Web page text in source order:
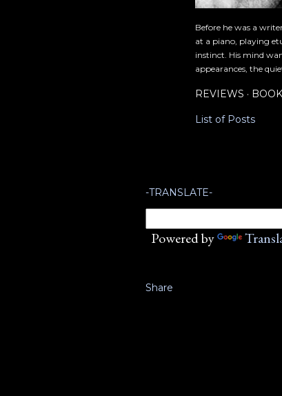
Before he was a
at a piano, playing
instinct. His mind
appearances, the
REVIEWS
List of Posts
-TRANSLATE-
Powered by
Share